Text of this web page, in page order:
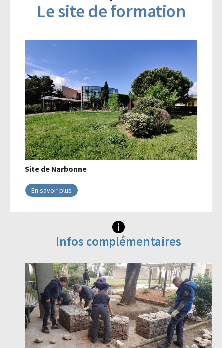
Le site de formation
Site de Narbonne
En savoir plus
Infos complémentaires